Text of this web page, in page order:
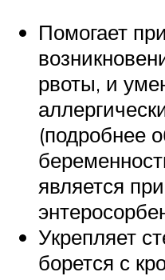
Помогает
рвоты, и
(подробнее
является
Укрепляет
борется с